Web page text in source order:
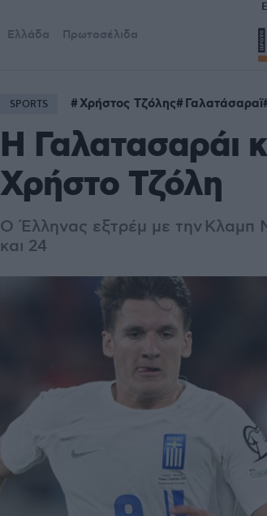
Ελλάδα Πρωτοσέλιδα
SPORTS Χρήστος Τζόλης Γαλατάσαραϊ
Η Γαλατασαράι
Χρήστο Τζόλη
Ο Έλληνας εξτρέμ με την Κλαμπ
και 24